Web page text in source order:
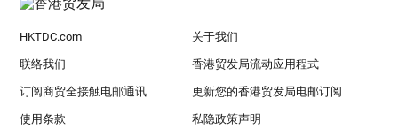
HKTDC.com 关于我们
联络我们 香港贸发局流动应用程式
订阅商贸全接触电邮通讯 更新您的香港贸发局电邮订阅
使用条款 私隐政策声明